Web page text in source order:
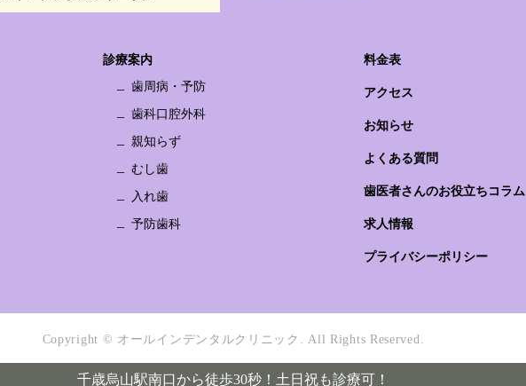
千歳烏山駅南口から徒歩30秒！土日祝も診療可！
診療案内
歯周病・予防
歯科口腔外科
親知らず
むし歯
入れ歯
予防歯科
料金表
アクセス
お知らせ
よくある質問
歯医者さんのお役立ちコラム
求人情報
プライバシーポリシー
Copyright © オールインデンタルクリニック.All Rights Reserved.